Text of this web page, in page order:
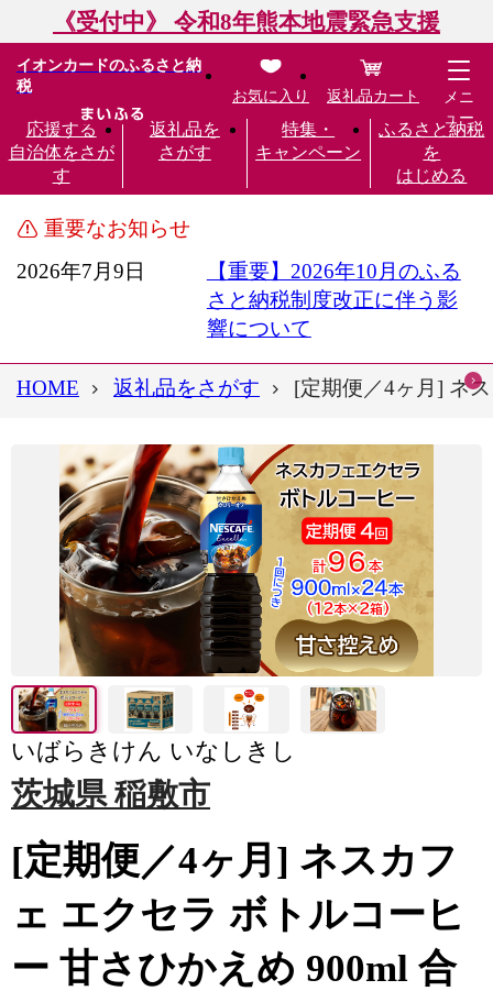
《受付中》 令和8年熊本地震緊急支援
イオンカードのふるさと納
税
応援する
自治体をさが
す
返礼品を
さがす
特集・
キャンペーン
ふるさと納税
を
はじめる
お気に入り 返礼品カート
メニ
ュー
重要なお知らせ
2026年7月9日
【重要】2026年10月のふる
さと納税制度改正に伴う影
響について
HOME 返礼品をさがす [定期便／4ヶ月] ネ
いばらきけん いなしきし
茨城県 稲敷市
[定期便／4ヶ月] ネスカフ
ェ エクセラ ボトルコーヒ
ー 甘さひかえめ 900ml 合